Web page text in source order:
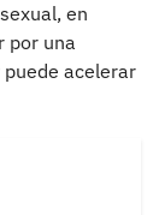
en
por una
acelerar